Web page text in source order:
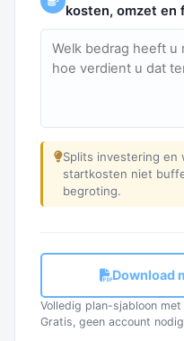
kosten, omzet en
Splits investering en
startkosten niet
begroting.
Download
Volledig plan-sjabloon
Gratis, geen account